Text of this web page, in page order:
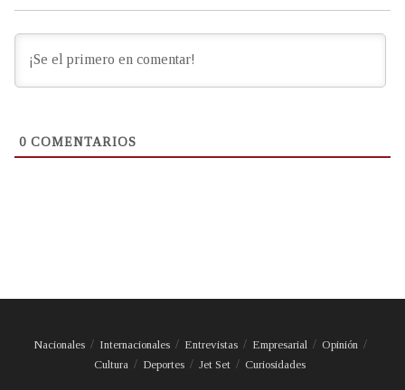
0 COMENTARIOS
Nacionales Internacionales Entrevistas Empresarial
Opinión
Cultura
Deportes Jet Set Curiosidades